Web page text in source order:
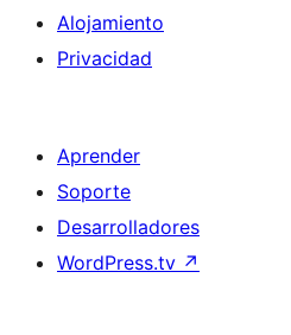
Alojamiento
Privacidad
Aprender
Soporte
Desarrolladores
WordPress.tv ↗